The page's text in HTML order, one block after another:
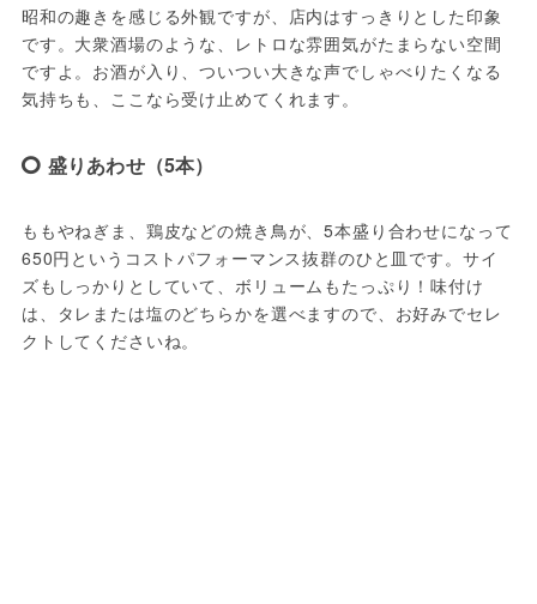
昭和の趣きを感じる外観ですが、店内はすっきりとした印象
です。大衆酒場のような、レトロな雰囲気がたまらない空間
ですよ。お酒が入り、ついつい大きな声でしゃべりたくなる
気持ちも、ここなら受け止めてくれます。
盛りあわせ（5本）
ももやねぎま、鶏皮などの焼き鳥が、5本盛り合わせになって
650円というコストパフォーマンス抜群のひと皿です。サイ
ズもしっかりとしていて、ボリュームもたっぷり！味付け
は、タレまたは塩のどちらかを選べますので、お好みでセレ
クトしてくださいね。